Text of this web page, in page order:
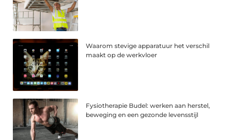
Waarom stevige apparatuur het verschil
maakt op de werkvloer
Fysiotherapie Budel: werken aan herstel,
beweging en een gezonde levensstijl